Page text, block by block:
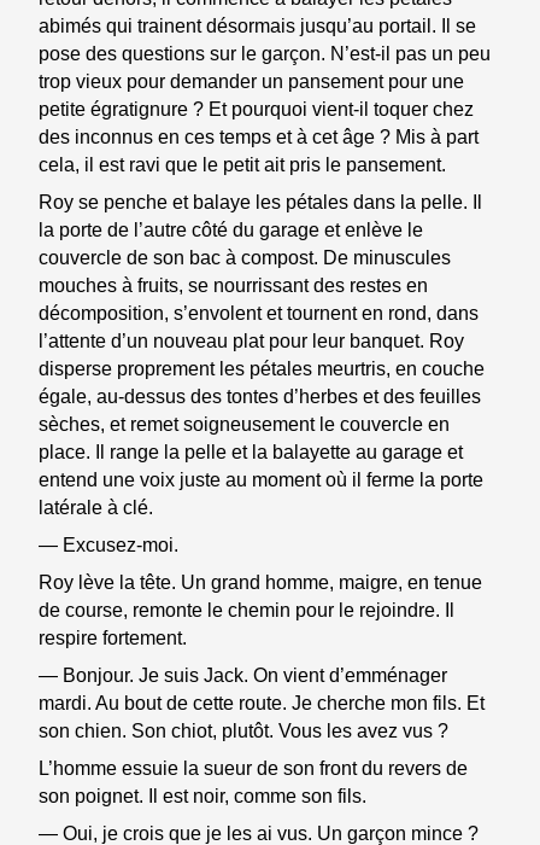
abimés qui trainent désormais jusqu’au portail. Il se
pose des questions sur le garçon. N’est-il pas un peu
trop vieux pour demander un pansement pour une
petite égratignure ? Et pourquoi vient-il toquer chez
des inconnus en ces temps et à cet âge ? Mis à part
cela, il est ravi que le petit ait pris le pansement.
Roy se penche et balaye les pétales dans la pelle. Il
la porte de l’autre côté du garage et enlève le
couvercle de son bac à compost. De minuscules
mouches à fruits, se nourrissant des restes en
décomposition, s’envolent et tournent en rond, dans
l’attente d’un nouveau plat pour leur banquet. Roy
disperse proprement les pétales meurtris, en couche
égale, au-dessus des tontes d’herbes et des feuilles
sèches, et remet soigneusement le couvercle en
place. Il range la pelle et la balayette au garage et
entend une voix juste au moment où il ferme la porte
latérale à clé.
— Excusez-moi.
Roy lève la tête. Un grand homme, maigre, en tenue
de course, remonte le chemin pour le rejoindre. Il
respire fortement.
— Bonjour. Je suis Jack. On vient d’emménager
mardi. Au bout de cette route. Je cherche mon fils. Et
son chien. Son chiot, plutôt. Vous les avez vus ?
L’homme essuie la sueur de son front du revers de
son poignet. Il est noir, comme son fils.
— Oui, je crois que je les ai vus. Un garçon mince ?